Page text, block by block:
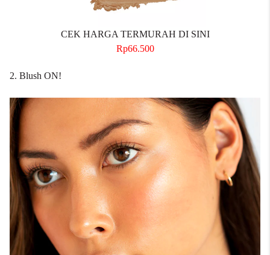
CEK HARGA TERMURAH DI SINI
Rp66.500
2. Blush ON!